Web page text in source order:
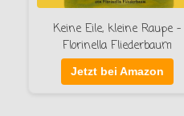
Keine Eile, kleine Raupe –
Florinella Fliederbaum
Jetzt bei Amazon